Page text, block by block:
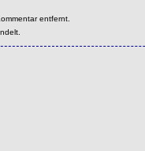
entfernt.